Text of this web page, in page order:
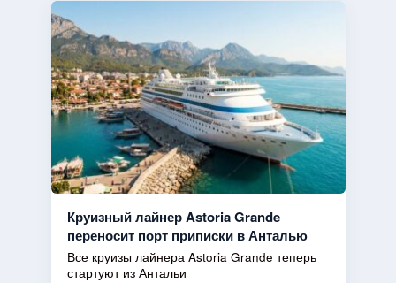
Круизный лайнер Astoria Grande
переносит порт приписки в Анталью
Все круизы лайнера Astoria Grande теперь
стартуют из Антальи